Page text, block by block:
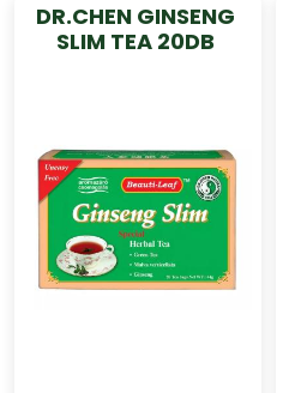
DR.CHEN GINSENG
SLIM TEA 20DB